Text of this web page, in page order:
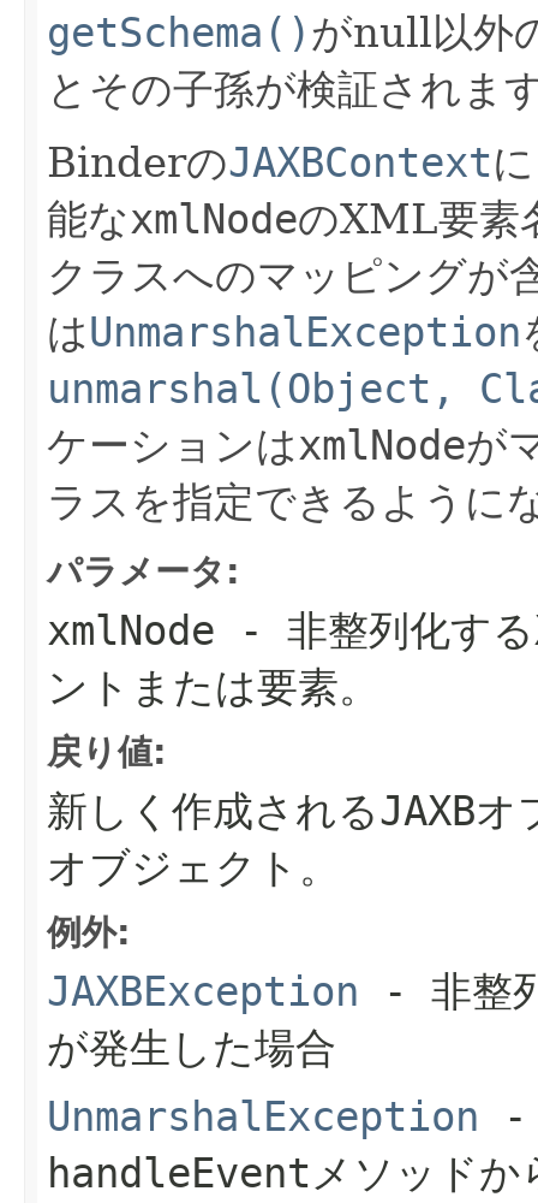
getSchema() がnull以外
とその子孫が検証されま
BinderのJAXBContext
能なxmlNodeのXML要素
クラスへのマッピングが
はUnmarshalException
unmarshal(Object,
ケーションはxmlNodeが
ラスを指定できるように
パラメータ:
xmlNode - 非整列化する
ントまたは要素。
戻り値:
新しく作成されるJAXB
オブジェクト。
例外:
JAXBException - 非整
が発生した場合
UnmarshalException
handleEvent メソッド